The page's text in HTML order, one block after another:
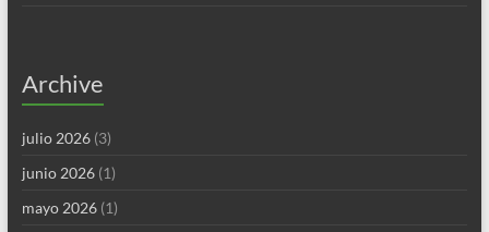
Archive
julio 2026(3)
junio 2026(1)
mayo 2026(1)